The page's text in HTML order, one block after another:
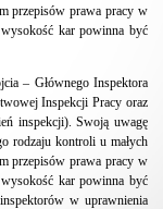
przepisów prawa pracy w
kar powinna być
– Głównego Inspektora
Inspekcji Pracy oraz
inspekcji). Swoją uwagę
rodzaju kontroli u małych
przepisów prawa pracy w
kar powinna być
w uprawnienia